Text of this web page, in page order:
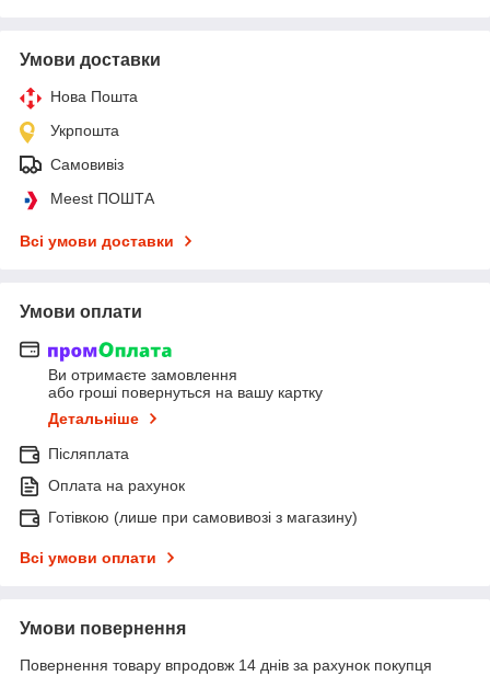
Умови доставки
Нова Пошта
Укрпошта
Самовивіз
Meest ПОШТА
Всі умови доставки
Умови оплати
Ви отримаєте замовлення
або гроші повернуться на вашу картку
Детальніше
Післяплата
Оплата на рахунок
Готівкою (лише при самовивозі з магазину)
Всі умови оплати
Умови повернення
Повернення товару впродовж 14 днів за рахунок покупця